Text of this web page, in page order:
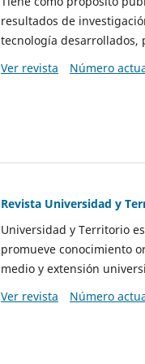
resultados de
tecnología desarrollados,
Ver revista
Número
Revista Universidad y
Universidad y Territorio
promueve conocimiento
medio y extensión
Ver revista
Número